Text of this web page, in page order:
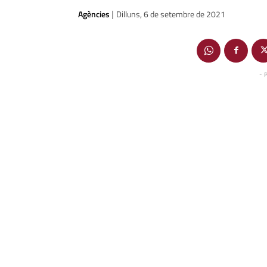
Agències | Dilluns, 6 de setembre de 2021
-